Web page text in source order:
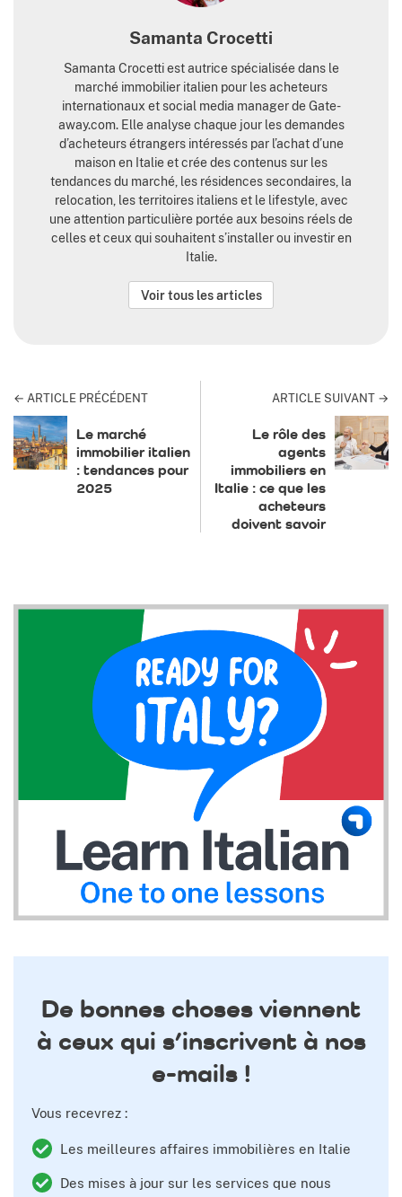
Samanta Crocetti
Samanta Crocetti est autrice spécialisée dans le
marché immobilier italien pour les acheteurs
internationaux et social media manager de Gate-
away.com. Elle analyse chaque jour les demandes
d’acheteurs étrangers intéressés par l’achat d’une
maison en Italie et crée des contenus sur les
tendances du marché, les résidences secondaires, la
relocation, les territoires italiens et le lifestyle, avec
une attention particulière portée aux besoins réels de
celles et ceux qui souhaitent s’installer ou investir en
Italie.
Voir tous les articles
← ARTICLE PRÉCÉDENT
Le marché
immobilier italien
: tendances pour
2025
ARTICLE SUIVANT →
Le rôle des
agents
immobiliers en
Italie : ce que les
acheteurs
doivent savoir
De bonnes choses viennent
à ceux qui s’inscrivent à nos
e-mails !
Vous recevrez :
Les meilleures affaires immobilières en Italie
Des mises à jour sur les services que nous